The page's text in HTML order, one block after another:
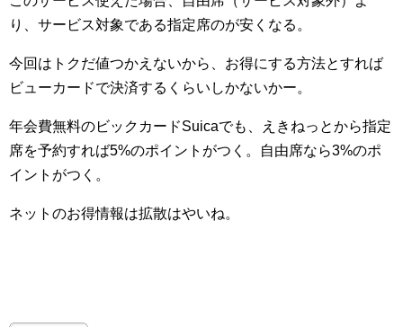
り、サービス対象である指定席のが安くなる。
今回はトクだ値つかえないから、お得にする方法とすれば
ビューカードで決済するくらいしかないかー。
年会費無料のビックカードSuicaでも、えきねっとから指定
席を予約すれば5%のポイントがつく。自由席なら3%のポ
イントがつく。
ネットのお得情報は拡散はやいね。